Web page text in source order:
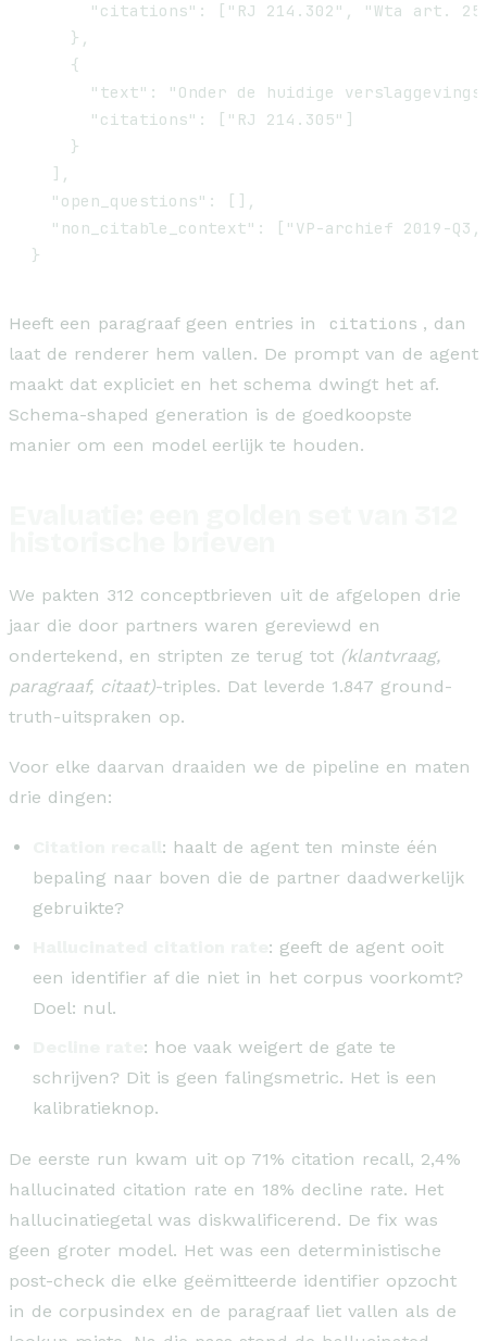
"citations": ["RJ 214.302", "Wta art.
    },
    {
"text": "Onder de huidige
      "citations": ["RJ 214.305"]
    }
  ],
  "open_questions": [],
"non_citable_context": ["VP-archief 2019-
Heeft een paragraaf geen entries in citations , dan
laat de renderer hem vallen. De prompt van de agent
maakt dat expliciet en het schema dwingt het af.
Schema-shaped generation is de goedkoopste
manier om een model eerlijk te houden.
We pakten 312 conceptbrieven uit de afgelopen drie
jaar die door partners waren gereviewd en
ondertekend, en stripten ze terug tot (klantvraag,
paragraaf, citaat)-triples. Dat leverde 1.847 ground-
truth-uitspraken op.
Voor elke daarvan draaiden we de pipeline en maten
drie dingen:
: haalt de agent ten minste één
bepaling naar boven die de partner daadwerkelijk
gebruikte?
: geeft de agent ooit
een identifier af die niet in het corpus voorkomt?
Doel: nul.
: hoe vaak weigert de gate te
schrijven? Dit is geen falingsmetric. Het is een
kalibratieknop.
De eerste run kwam uit op 71% citation recall, 2,4%
hallucinated citation rate en 18% decline rate. Het
hallucinatiegetal was diskwalificerend. De fix was
geen groter model. Het was een deterministische
post-check die elke geëmitteerde identifier opzocht
in de corpusindex en de paragraaf liet vallen als de